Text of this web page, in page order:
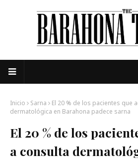
Inicio Sarna
El 20 % de los pacientes que
dermatológica en Barahona padece sarna
El 20 % de los
a consulta